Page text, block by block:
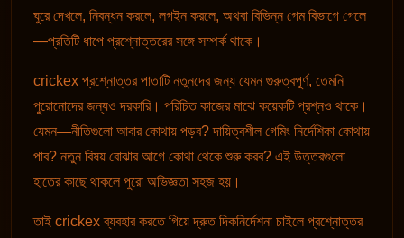
ঘুরে দেখলে, নিবন্ধন করলে, লগইন করলে, অথবা বিভিন্ন গেম বিভাগে গেলে
—প্রতিটি ধাপে প্রশ্নোত্তরের সঙ্গে সম্পর্ক থাকে।
crickex প্রশ্নোত্তর পাতাটি নতুনদের জন্য যেমন গুরুত্বপূর্ণ, তেমনি
পুরোনোদের জন্যও দরকারি। পরিচিত কাজের মাঝে কয়েকটি প্রশ্নও থাকে।
যেমন—নীতিগুলো আবার কোথায় পড়ব? দায়িত্বশীল গেমিং নির্দেশিকা কোথায়
পাব? নতুন বিষয় বোঝার আগে কোথা থেকে শুরু করব? এই উত্তরগুলো
হাতের কাছে থাকলে পুরো অভিজ্ঞতা সহজ হয়।
তাই crickex ব্যবহার করতে গিয়ে দ্রুত দিকনির্দেশনা চাইলে প্রশ্নোত্তর